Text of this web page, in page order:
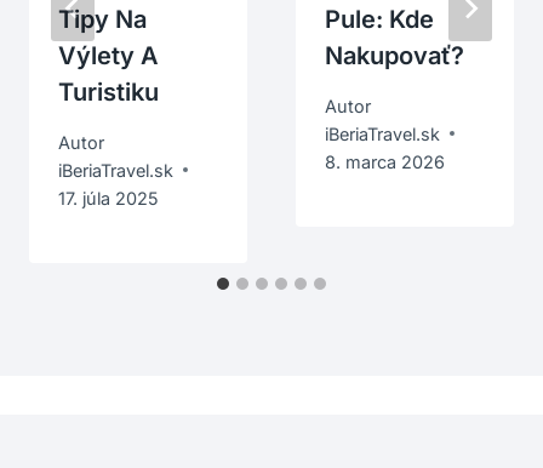
Tipy Na
Výlety A
Turistiku
Autor
iBeriaTravel.sk
17. júla 2025
Pule: Kde
Nakupovať?
Autor
iBeriaTravel.sk
8. marca 2026